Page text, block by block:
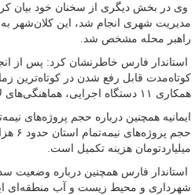
وی در بخش دیگری از سخنان خود بیان
راهبر محله مشخص شد.
کوتاه‌مدت قابل رفع شدن در کوتاه‌ترین
همکاری ۱۱ دستگاه اجرایی، هماهنگی‌های لازم انجام شد.
ایمانیه همچنین درباره حجم پروژه‌های
میلیاردتومان هزینه تکمیل است.
استاندار فارس همچنین درباره وضعیت